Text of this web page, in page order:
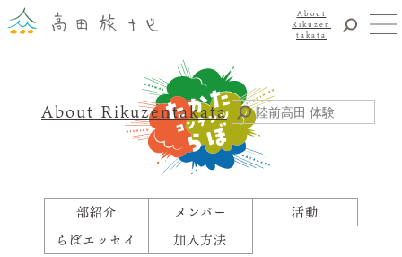
About Rikuzentakata
部紹介 メンバー
活動
らぼエッセイ
加入方法
About
Rikuzen
takata
震災復興
食事・グルメ
イベント
アクセス